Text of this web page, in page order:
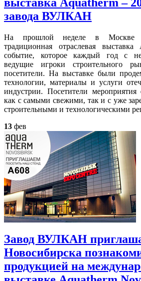
завода ВУЛКАН
На прошлой неделе в Москве
традиционная отраслевая
событие, которое каждый год с
ведущие игроки строительного
посетители. На выставке были
технологии, материалы и услуги
индустрии. Посетители мероприятия
как с самыми свежими, так и с уже
строительными и технологическими
13 фев
Завод ВУЛКАН
Новосибирска
продукцией на